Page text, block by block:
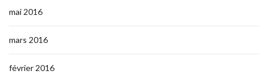
mai 2016
mars 2016
février 2016